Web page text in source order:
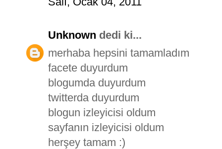
Unknown dedi ki...
merhaba hepsini tamamladım
facete duyurdum
blogumda duyurdum
twitterda duyurdum
blogun izleyicisi oldum
sayfanın izleyicisi oldum
herşey tamam :)